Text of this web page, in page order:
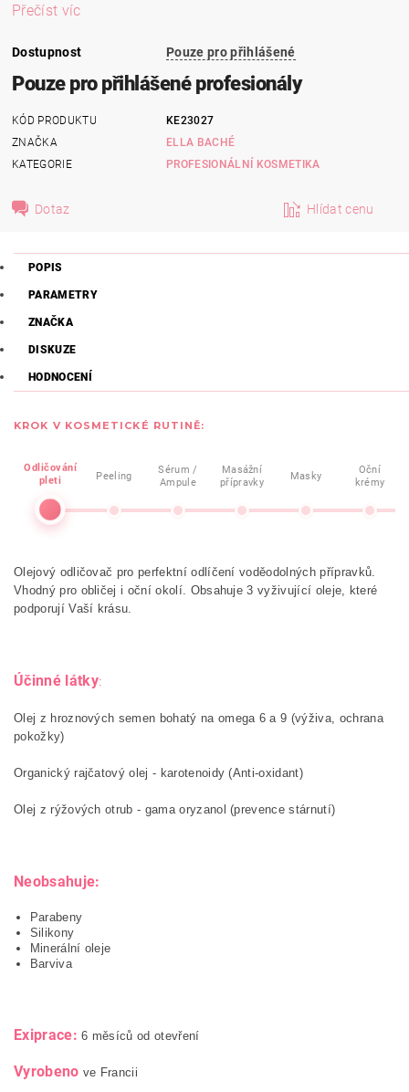
Přečíst víc
Dostupnost Pouze pro přihlášené
Pouze pro přihlášené profesionály
KÓD PRODUKTU
KE23027
ZNAČKA
ELLA BACHÉ
KATEGORIE
PROFESIONÁLNÍ KOSMETIKA
Dotaz Hlídat cenu
POPIS
PARAMETRY
ZNAČKA
DISKUZE
HODNOCENÍ
KROK V KOSMETICKÉ RUTINĚ:
Odličování
pleti
Peeling
Sérum /
Ampule
Masážní
přípravky
Masky
Oční
krémy
Olejový odličovač pro perfektní odlíčení voděodolných přípravků.
Vhodný pro obličej i oční okolí. Obsahuje 3 vyživující oleje, které
podporují Vaší krásu.
Účinné látky:
Olej z hroznových semen bohatý na omega 6 a 9 (výživa, ochrana
pokožky)
Organický rajčatový olej - karotenoidy (Anti-oxidant)
Olej z rýžových otrub - gama oryzanol (prevence stárnutí)
Neobsahuje:
Parabeny
Silikony
Minerální oleje
Barviva
Exiprace: 6 měsíců od otevření
Vyrobeno ve Francii